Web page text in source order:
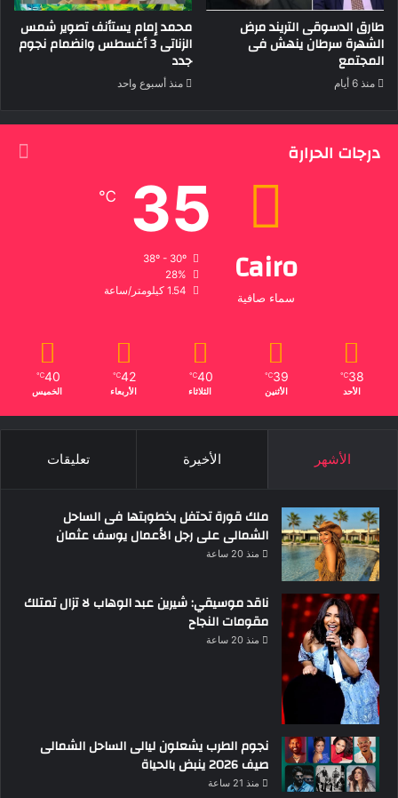
طارق الدسوقى التريند مرض
الشهرة سرطان ينهش فى
المجتمع
منذ 6 أيام
محمد إمام يستأنف تصوير شمس
الزناتى 3 أغسطس وانضمام نجوم
جدد
منذ أسبوع واحد
درجات الحرارة
Cairo
سماء صافية
35
℃
28%
1.54 كيلومتر/ساعة
38
℃
الأحد
39
℃
الأثنين
40
℃
الثلاثاء
42
℃
الأربعاء
40
℃
الخميس
الأشهر الأخيرة تعليقات
ملك قورة تحتفل بخطوبتها فى الساحل
الشمالى على رجل الأعمال يوسف عثمان
منذ 20 ساعة
ناقد موسيقي: شيرين عبد الوهاب لا تزال تمتلك
مقومات النجاح
منذ 20 ساعة
نجوم الطرب يشعلون ليالى الساحل الشمالى
صيف 2026 ينبض بالحياة
منذ 21 ساعة